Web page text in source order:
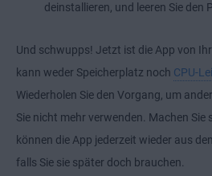
deinstallieren, und leeren Sie den
Und schwupps! Jetzt ist die App von
kann weder Speicherplatz noch CPU-
Wiederholen Sie den Vorgang, um
Sie nicht mehr verwenden. Machen Sie
können die App jederzeit wieder aus
falls Sie sie später doch brauchen.